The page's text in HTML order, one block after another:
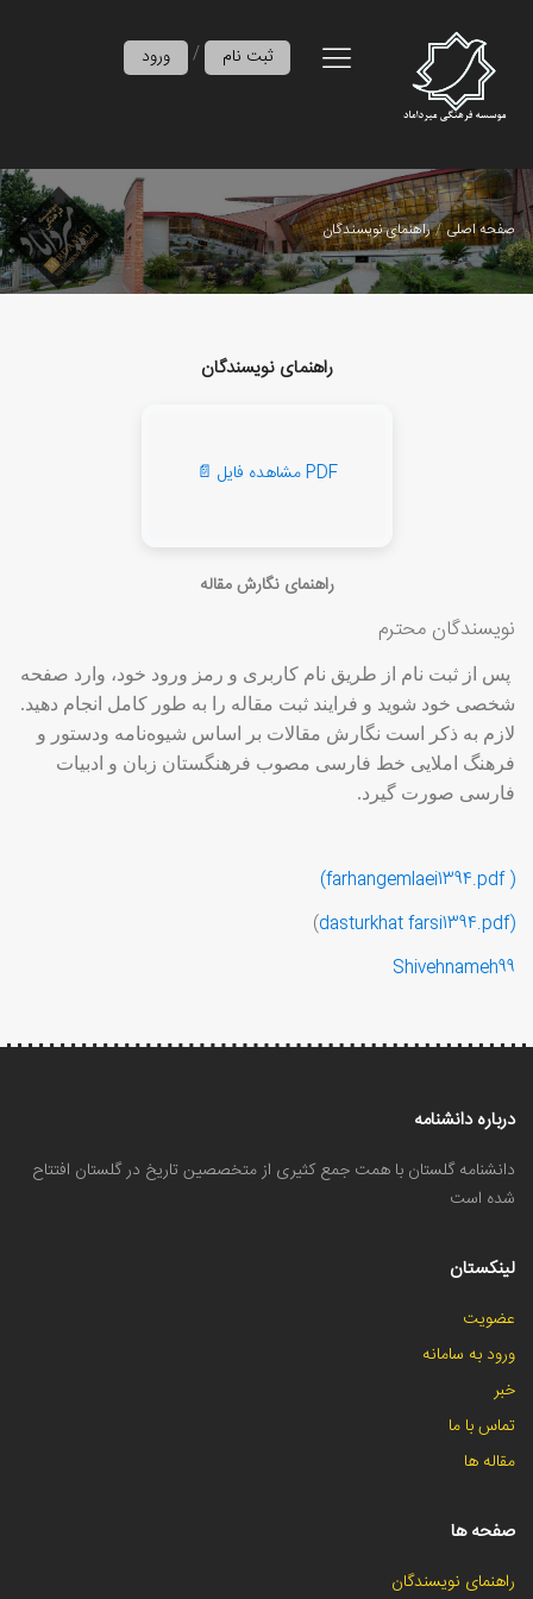
ورود / ثبت نام
صفحه اصلی راهنمای نویسندگان
راهنمای نویسندگان
📄 مشاهده فایل PDF
راهنمای نگارش مقاله
نویسندگان محترم
پس از ثبت نام از طریق نام کاربری و رمز ورود خود، وارد صفحه
شخصی خود شوید و فرایند ثبت مقاله را به طور کامل انجام دهید.
لازم به ذکر است نگارش مقالات بر اساس شیوه‌نامه ودستور و
فرهنگ املایی خط فارسی مصوب فرهنگستان زبان و ادبیات
فارسی صورت گیرد.
( farhangemlaei1394.pdf)
(
dasturkhat farsi1394.pdf
)
Shivehnameh99
درباره دانشنامه
دانشنامه گلستان با همت جمع کثیری از متخصصین تاریخ در گلستان افتتاح
شده است
لینکستان
عضویت
ورود به سامانه
خبر
تماس با ما
مقاله ها
صفحه ها
راهنمای نویسندگان